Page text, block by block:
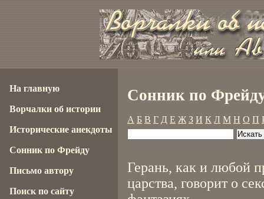
Сонник по
А Б В Г Д Е Ж З И К Л М Н О П
Герань, как и любой
царства, говорит о
На главную
Ворчалки об истории
Исторические анекдоты
Сонник по Фрейду
Письмо автору
Поиск по сайту